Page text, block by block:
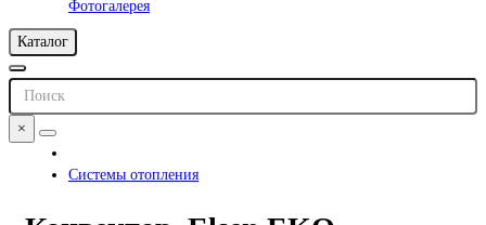
Фотогалерея
Каталог
×
Системы отопления